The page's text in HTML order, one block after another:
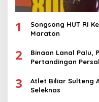
1
Songsong HUT RI
Maraton
2
Binaan Lanal Palu,
Pertandingan
3
Atlet Biliar Sulteng
Seleknas